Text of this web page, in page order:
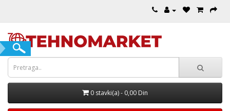
0 stavki(a) - 0,00 Din